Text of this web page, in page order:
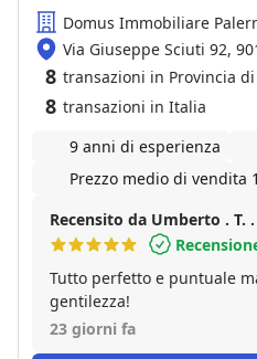
Domus Immobiliare
Via Giuseppe Sciuti 92,
8 transazioni in Provincia
8 transazioni in Italia
9 anni di esperienza
Prezzo medio di vendita
Recensito da Umberto . T.
Tutto perfetto e puntuale
gentilezza!
23 giorni fa